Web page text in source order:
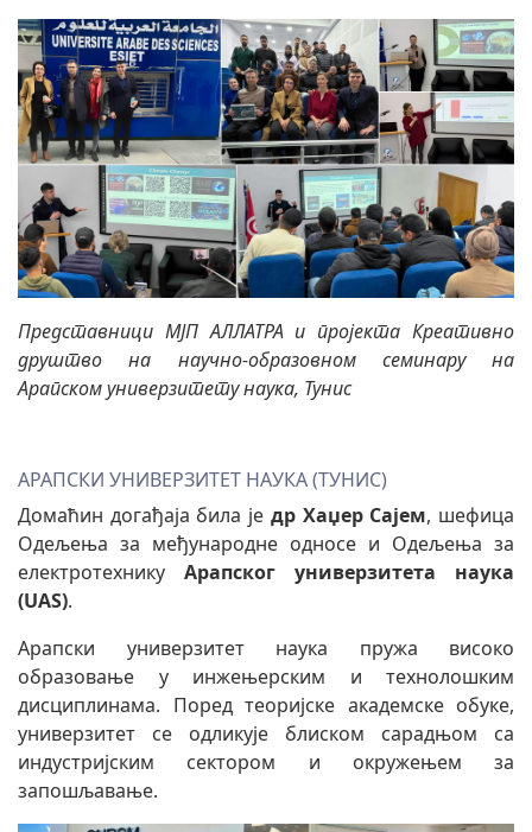
Представници МЈП АЛЛАТРА и пројекта Креативно
друштво на научно-образовном семинару на
Арапском универзитету наука, Тунис
АРАПСКИ УНИВЕРЗИТЕТ НАУКА (ТУНИС)
Домаћин догађаја била је др Хаџер Сајем, шефица
Одељења за међународне односе и Одељења за
електротехнику Арапског универзитета наука
(UAS).
Арапски универзитет наука пружа високо
образовање у инжењерским и технолошким
дисциплинама. Поред теоријске академске обуке,
универзитет се одликује блиском сарадњом сa
индустријским сектором и окружењем за
запошљавање.